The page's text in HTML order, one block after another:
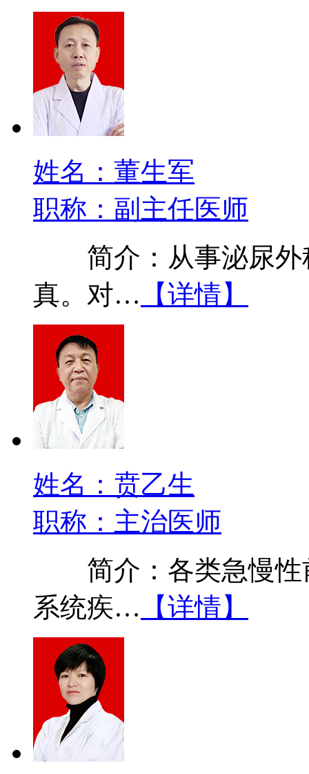
姓名：董生军
职称：副主任医师
简介：从事泌尿外
真。对… 【详情】
姓名：贲乙生
职称：主治医师
简介：各类急慢性
系统疾… 【详情】